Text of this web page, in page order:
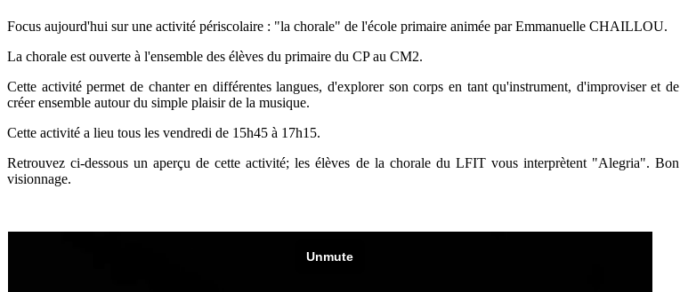
Focus aujourd'hui sur une activité périscolaire : "la chorale" de l'école primaire animée par Emmanuelle CHAILLOU.
La chorale est ouverte à l'ensemble des élèves du primaire du CP au CM2.
Cette activité permet de chanter en différentes langues, d'explorer son corps en tant qu'instrument, d'improviser et de
créer ensemble autour du simple plaisir de la musique.
Cette activité a lieu tous les vendredi de 15h45 à 17h15.
Retrouvez ci-dessous un aperçu de cette activité; les élèves de la chorale du LFIT vous interprètent "Alegria". Bon
visionnage.